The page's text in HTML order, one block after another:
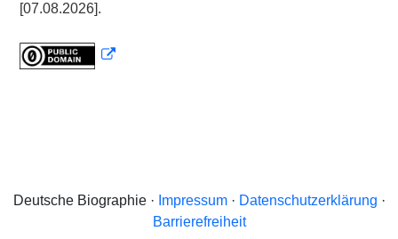
[07.08.2026].
Deutsche Biographie · Impressum· Datenschutzerklärung ·
Barrierefreiheit